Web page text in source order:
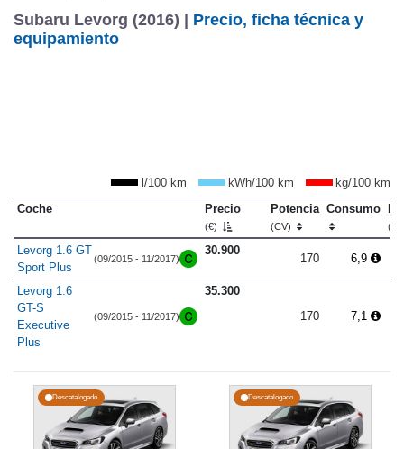
Subaru Levorg (2016) | Precio, ficha técnica y
equipamiento
l/100 km kWh/100 km
kg/100 km
Coche
Precio
(€)
Potencia
(CV)
Consumo
Levorg 1.6 GT
Sport Plus
(09/2015 - 11/2017)
30.900
170 6,9
Levorg 1.6
GT-S
Executive
Plus
(09/2015 - 11/2017)
35.300
170
7,1
Descatalogado Descatalogado